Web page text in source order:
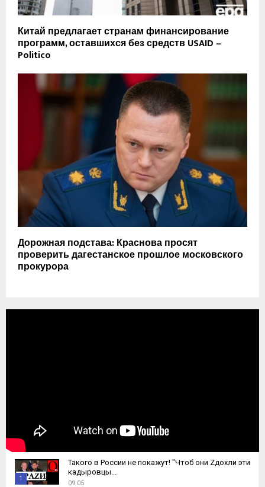
Китай предлагает странам финансирование
программ, оставшихся без средств USAID –
Politico
Дорожная подстава: Краснова просят
проверить дагестанское прошлое московского
прокурора
1
Такого в России не покажут! "Чтоб они Zдохли эти
кадыровцы...
09:05